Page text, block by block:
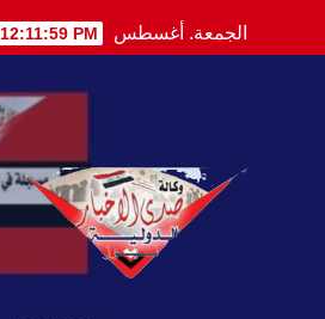
to
الجمعة. أغسطس 7th, 2026 12:12:00 PM